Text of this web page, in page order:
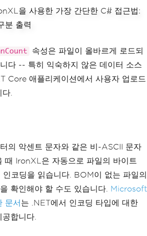
속성은 파일이 올바르게 로드되
다 -- 특히 익숙하지 않은 데이터 소스
Core 애플리케이션에서 사용자 업로드
.
의 악센트 문자와 같은 비-ASCII 문자
때 IronXL은 자동으로 파일의 바이트
코딩을 읽습니다. BOM이 없는 파일의
확인해야 할 수도 있습니다. Microsoft
문서 는 .NET에서 인코딩 타입에 대한
합니다.